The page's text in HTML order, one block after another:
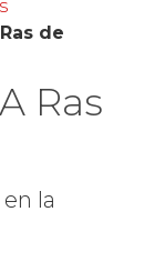
de
Ras
la